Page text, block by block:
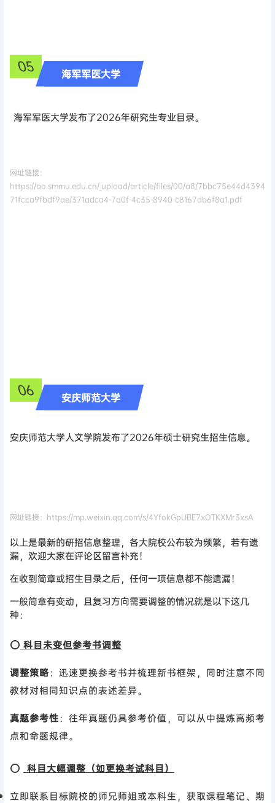
05 海军军医大学
海军军医大学发布了2026年研究生专业目录。
网址链接：
https://ao.smmu.edu.cn/_upload/article/files/00/a8/7bbc75e44d4394
71fcca9fbdf9ae/371adca4-7a0f-4c35-8940-c8167db6f8a1.pdf
06 安庆师范大学
安庆师范大学人文学院发布了2026年硕士研究生招生信息。
网址链接：https://mp.weixin.qq.com/s/4YfokGpUBE7xOTKXMr3xsA
以上是最新的研招信息整理，各大院校公布较为频繁，若有遗
漏，欢迎大家在评论区留言补充！
在收到简章或招生目录之后，任何一项信息都不能遗漏！
一般简章有变动，且复习方向需要调整的情况就是以下这几
种：
⭕ 科目未变但参考书调整
调整策略：迅速更换参考书并梳理新书框架，同时注意不同
教材对相同知识点的表述差异。
真题参考性：往年真题仍具参考价值，可以从中提炼高频考
点和命题规律。
⭕ 科目大幅调整（如更换考试科目）
立即联系目标院校的师兄师姐或本科生，获取课程笔记、期